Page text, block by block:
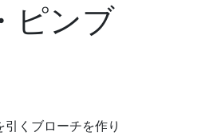
ピンブ
くブローチを作り